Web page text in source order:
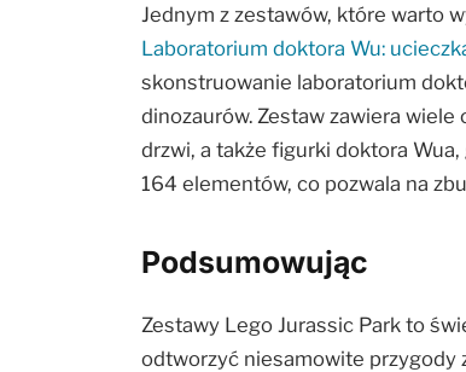
Jednym z zestawów, które warto
Laboratorium doktora Wu:
skonstruowanie laboratorium
dinozaurów. Zestaw zawiera
drzwi, a także figurki doktora Wua,
164 elementów, co pozwala na
Podsumowując
Zestawy Lego Jurassic Park to
odtworzyć niesamowite przygody